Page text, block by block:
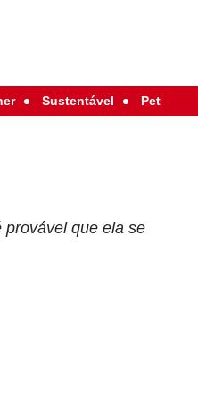
Sustentável Pet
provável que ela se